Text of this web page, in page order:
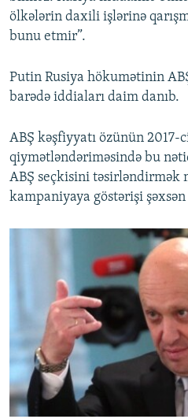
ölkələrin daxili işlərinə
bunu etmir”.
Putin Rusiya hökumətinin
barədə iddiaları daim danıb.
ABŞ kəşfiyyatı özünün
qiymətləndəriməsində bu
ABŞ seçkisini təsirləndirmək
kampaniyaya göstərişi